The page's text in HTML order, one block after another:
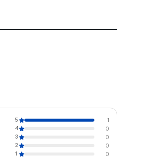
5
1
4
0
3
0
2
0
1
0